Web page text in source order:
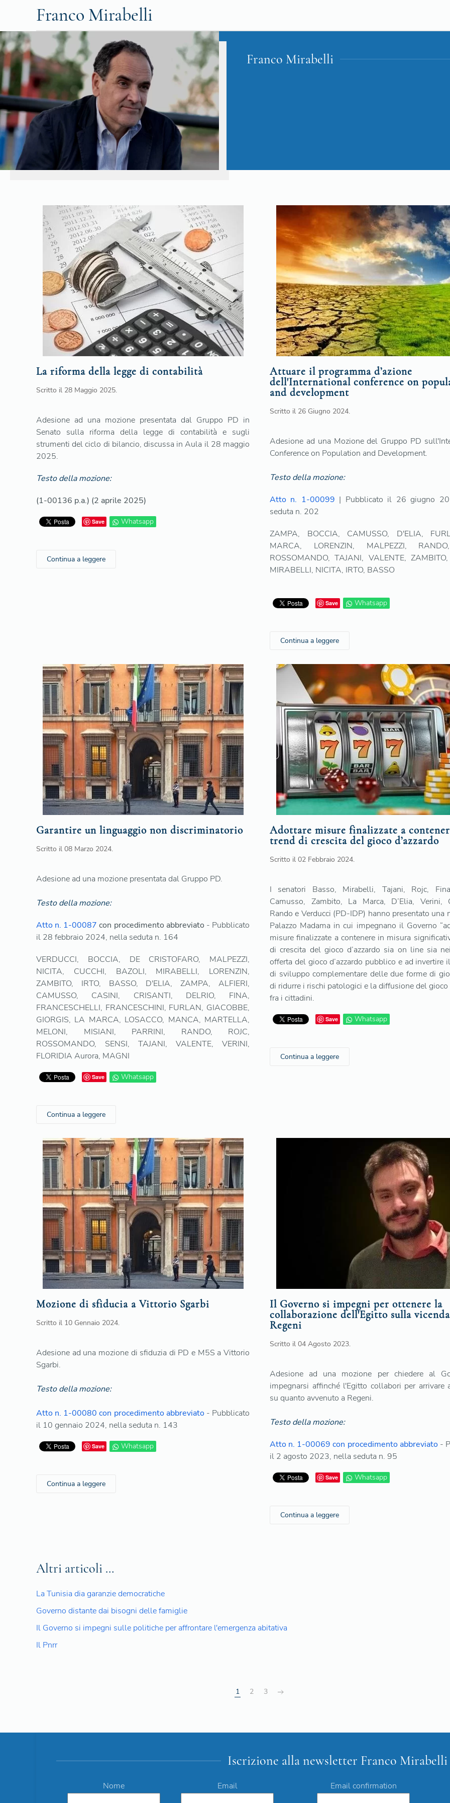
Franco Mirabelli
Franco Mirabelli
La riforma della legge di contabilità
Scritto il 28 Maggio 2025.
Adesione ad una mozione presentata dal Gruppo PD in
Senato sulla riforma della legge di contabilità e sugli
strumenti del ciclo di bilancio, discussa in Aula il 28 maggio
2025.
Testo della mozione:
(1-00136 p.a.) (2 aprile 2025)
Save Whatsapp
Continua a leggere
Attuare il programma d’azione
dell'International conference on
and development
Scritto il 26 Giugno 2024.
Adesione ad una Mozione del Gruppo PD
Conference on Population and Development.
Testo della mozione:
Atto n. 1-00099 | Pubblicato il 26 giugno
seduta n. 202
ZAMPA, BOCCIA, CAMUSSO, D'ELIA,
MARCA, LORENZIN, MALPEZZI,
ROSSOMANDO, TAJANI, VALENTE,
MIRABELLI, NICITA, IRTO, BASSO
Save Whatsapp
Continua a leggere
Garantire un linguaggio non discriminatorio
Scritto il 08 Marzo 2024.
Adesione ad una mozione presentata dal Gruppo PD.
Testo della mozione:
Atto n. 1-00087 con procedimento abbreviato - Pubblicato
il 28 febbraio 2024, nella seduta n. 164
VERDUCCI, BOCCIA, DE CRISTOFARO, MALPEZZI,
NICITA, CUCCHI, BAZOLI, MIRABELLI, LORENZIN,
ZAMBITO, IRTO, BASSO, D'ELIA, ZAMPA, ALFIERI,
CAMUSSO, CASINI, CRISANTI, DELRIO, FINA,
FRANCESCHELLI, FRANCESCHINI, FURLAN, GIACOBBE,
GIORGIS, LA MARCA, LOSACCO, MANCA, MARTELLA,
MELONI, MISIANI, PARRINI, RANDO, ROJC,
ROSSOMANDO, SENSI, TAJANI, VALENTE, VERINI,
FLORIDIA Aurora, MAGNI
Save Whatsapp
Continua a leggere
Adottare misure finalizzate a
trend di crescita del gioco d’azzardo
Scritto il 02 Febbraio 2024.
I senatori Basso, Mirabelli, Tajani, Rojc,
Camusso, Zambito, La Marca, D’Elia, Verini,
Rando e Verducci (PD-IDP) hanno presentato una
Palazzo Madama in cui impegnano il Governo
misure finalizzate a contenere in misura
di crescita del gioco d’azzardo sia on line sia
offerta del gioco d’azzardo pubblico e ad invertire
di sviluppo complementare delle due forme di
di ridurre i rischi patologici e la diffusione del gioco
fra i cittadini.
Save Whatsapp
Continua a leggere
Mozione di sfiducia a Vittorio Sgarbi
Scritto il 10 Gennaio 2024.
Adesione ad una mozione di sfiduzia di PD e M5S a Vittorio
Sgarbi.
Testo della mozione:
Atto n. 1-00080 con procedimento abbreviato- Pubblicato
il 10 gennaio 2024, nella seduta n. 143
Save Whatsapp
Continua a leggere
Il Governo si impegni per ottenere la
collaborazione dell'Egitto sulla
Regeni
Scritto il 04 Agosto 2023.
Adesione ad una mozione per chiedere al
impegnarsi affinché l'Egitto collabori per arrivare
su quanto avvenuto a Regeni.
Testo della mozione:
Atto n. 1-00069 con procedimento abbreviato-
il 2 agosto 2023, nella seduta n. 95
Save Whatsapp
Continua a leggere
Altri articoli …
La Tunisia dia garanzie democratiche
Governo distante dai bisogni delle famiglie
Il Governo si impegni sulle politiche per affrontare l'emergenza abitativa
Il Pnrr
1 2 3
Iscrizione alla newsletter Franco Mirabelli
Nome Email Email confirmation